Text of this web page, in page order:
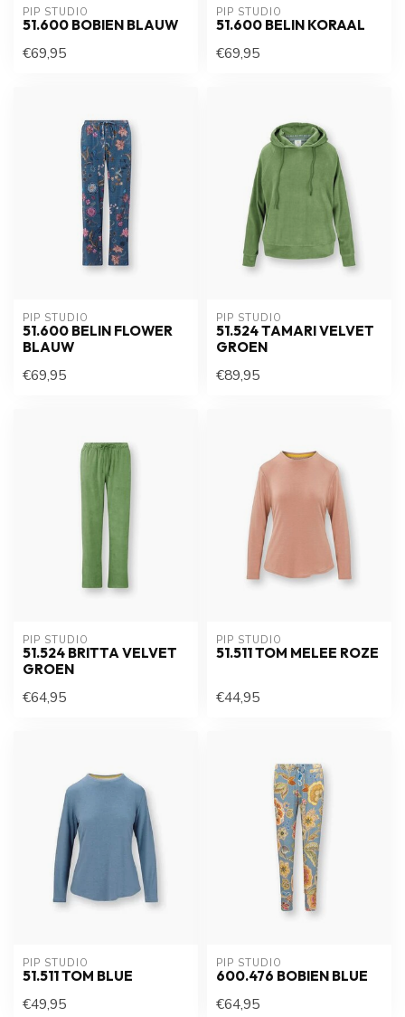
PIP STUDIO
51.600 BOBIEN BLAUW
€69,95
PIP STUDIO
51.600 BELIN KORAAL
€69,95
PIP STUDIO
51.600 BELIN FLOWER
BLAUW
€69,95
PIP STUDIO
51.524 TAMARI VELVET
GROEN
€89,95
PIP STUDIO
51.524 BRITTA VELVET
GROEN
€64,95
PIP STUDIO
51.511 TOM MELEE ROZE
€44,95
PIP STUDIO
51.511 TOM BLUE
€49,95
PIP STUDIO
600.476 BOBIEN BLUE
€64,95